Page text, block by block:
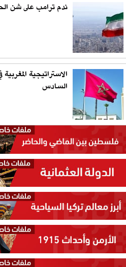
ندم ترامب على شن
الاستراتيجية
السادس